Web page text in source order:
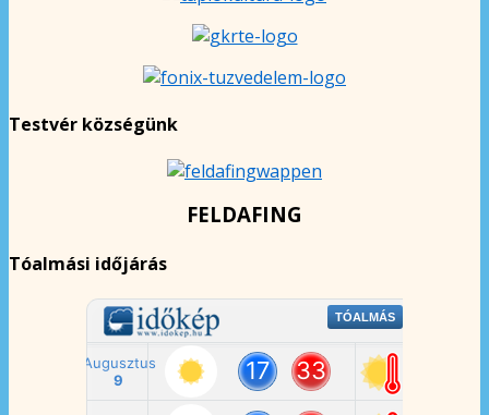
Testvér községünk
FELDAFING
Tóalmási időjárás